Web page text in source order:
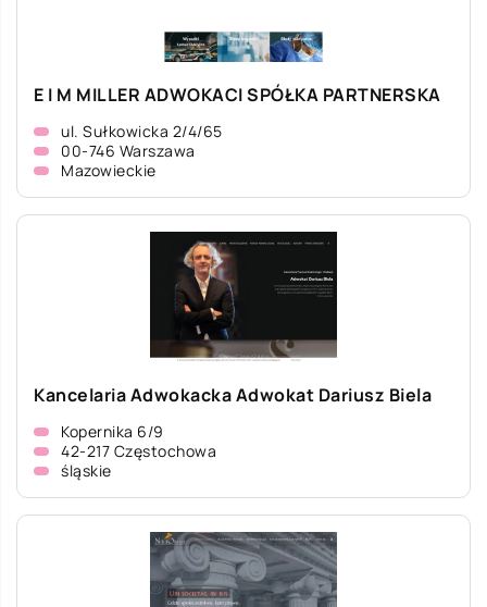
E I M MILLER ADWOKACI SPÓŁKA PARTNERSKA
ul. Sułkowicka 2/4/65
00-746 Warszawa
Mazowieckie
Kancelaria Adwokacka Adwokat Dariusz Biela
Kopernika 6/9
42-217 Częstochowa
śląskie